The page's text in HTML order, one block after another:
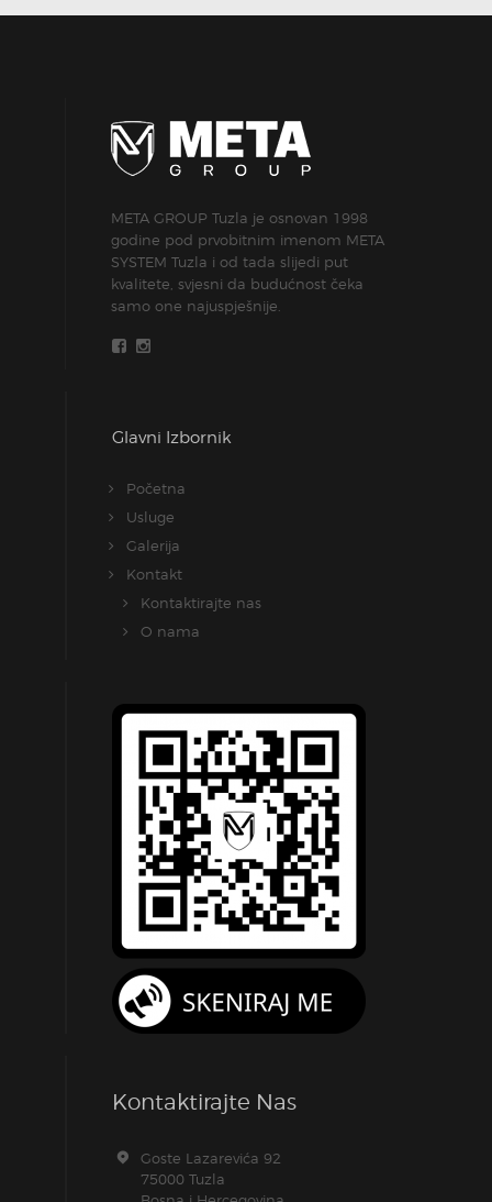
META GROUP Tuzla je osnovan 1998
godine pod prvobitnim imenom META
SYSTEM Tuzla i od tada slijedi put
kvalitete, svjesni da budućnost čeka
samo one najuspješnije.
Glavni Izbornik
Početna
Usluge
Galerija
Kontakt
Kontaktirajte nas
O nama
Kontaktirajte Nas
Goste Lazarevića 92
75000 Tuzla